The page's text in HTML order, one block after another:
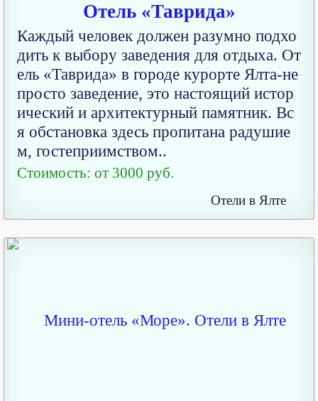
Отель «Таврида»
Каждый человек должен разумно подхо
дить к выбору заведения для отдыха. От
ель «Таврида» в городе курорте Ялта-не
просто заведение, это настоящий истор
ический и архитектурный памятник. Вс
я обстановка здесь пропитана радушие
м, гостеприимством..
Стоимость: от 3000 руб.
Отели в Ялте